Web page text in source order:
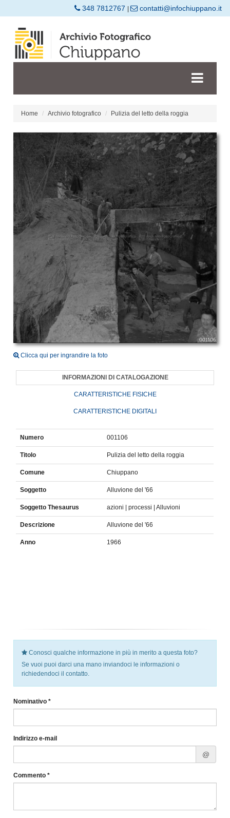
348 7812767 contatti@infochiuppano.it
Home Archivio fotografico Pulizia del letto della roggia
Clicca qui per ingrandire la foto
INFORMAZIONI DI CATALOGAZIONE
CARATTERISTICHE FISICHE
CARATTERISTICHE DIGITALI
Numero 001106
Titolo Pulizia del letto della roggia
Comune Chiuppano
Soggetto Alluvione del '66
Soggetto Thesaurus azioni | processi | Alluvioni
Descrizione Alluvione del '66
Anno 1966
Conosci qualche informazione in più in merito a questa foto?
Se vuoi puoi darci una mano inviandoci le informazioni o
richiedendoci il contatto.
Nominativo *
Indirizzo e-mail
@
Commento *